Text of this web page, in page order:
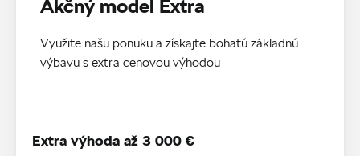
Akčný model Extra
Využite našu ponuku a získajte bohatú základnú
výbavu s extra cenovou výhodou
Extra výhoda až 3 000 €